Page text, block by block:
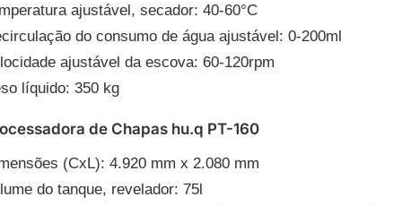
ajustável, secador: 40-60°C
do consumo de água ajustável: 0-200ml
ajustável da escova: 60-120rpm
líquido: 350 kg
de Chapas hu.q PT-160
(CxL): 4.920 mm x 2.080 mm
do tanque, revelador: 75l